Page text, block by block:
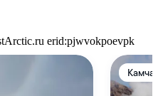
erid:pjwvokpoevpk